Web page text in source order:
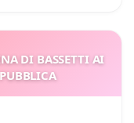
DI BASSETTI AI